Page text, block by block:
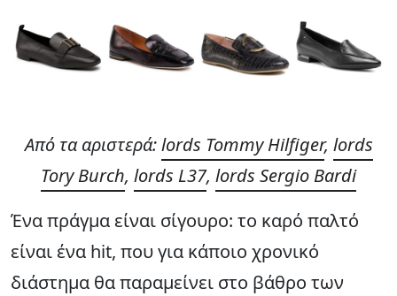
Από τα αριστερά:lords Tommy Hilfiger, lords
Tory Burch, lords L37, lords Sergio Bardi
Ένα πράγμα είναι σίγουρο: το καρό παλτό
είναι ένα hit, που για κάποιο χρονικό
διάστημα θα παραμείνει στο βάθρο των